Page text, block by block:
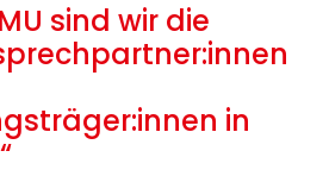
sind wir die
in